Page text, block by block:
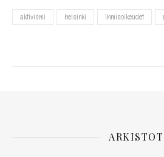
aktivismi helsinki ihmisoikeudet
ARKISTOT